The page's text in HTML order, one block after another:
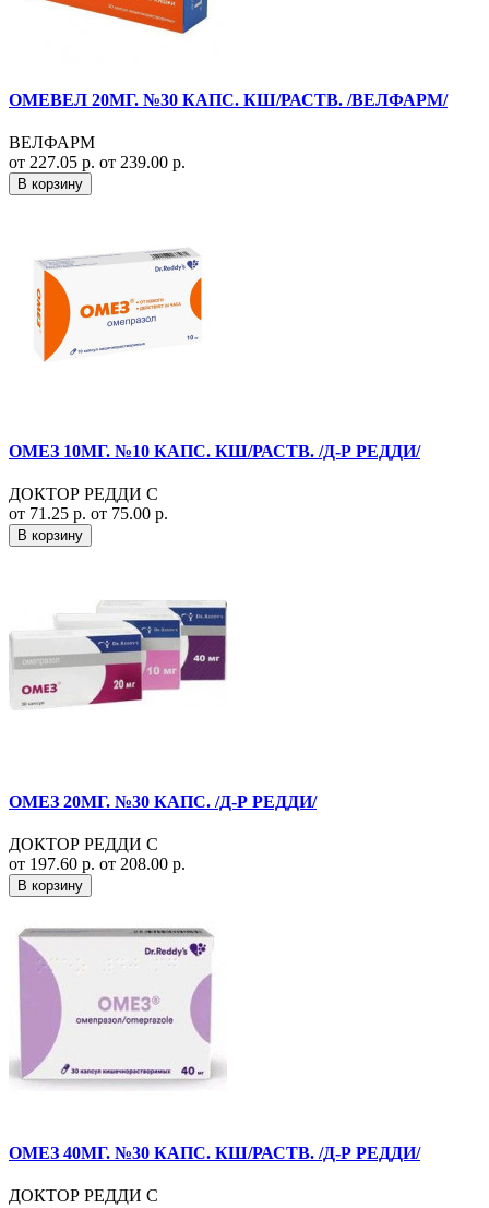
ОМЕВЕЛ 20МГ. №30 КАПС. КШ/РАСТВ. /ВЕЛФАРМ/
ВЕЛФАРМ
от 227.05 р. от 239.00 р.
В корзину
ОМЕЗ 10МГ. №10 КАПС. КШ/РАСТВ. /Д-Р РЕДДИ/
ДОКТОР РЕДДИ С
от 71.25 р. от 75.00 р.
В корзину
ОМЕЗ 20МГ. №30 КАПС. /Д-Р РЕДДИ/
ДОКТОР РЕДДИ С
от 197.60 р. от 208.00 р.
В корзину
ОМЕЗ 40МГ. №30 КАПС. КШ/РАСТВ. /Д-Р РЕДДИ/
ДОКТОР РЕДДИ С